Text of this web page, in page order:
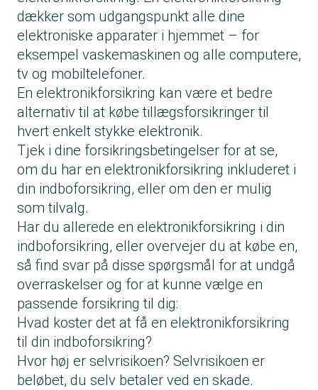
dækker som udgangspunkt alle dine
elektroniske apparater i hjemmet – for
eksempel vaskemaskinen og alle computere,
tv og mobiltelefoner.
En elektronikforsikring kan være et bedre
alternativ til at købe tillægsforsikringer til
hvert enkelt stykke elektronik.
Tjek i dine forsikringsbetingelser for at se,
om du har en elektronikforsikring inkluderet i
din indboforsikring, eller om den er mulig
som tilvalg.
Har du allerede en elektronikforsikring i din
indboforsikring, eller overvejer du at købe en,
så find svar på disse spørgsmål for at undgå
overraskelser og for at kunne vælge en
passende forsikring til dig:
Hvad koster det at få en elektronikforsikring
til din indboforsikring?
Hvor høj er selvrisikoen? Selvrisikoen er
beløbet, du selv betaler ved en skade.